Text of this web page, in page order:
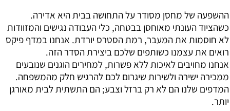
ההשפעה של מחסן מסודר על התחושה בבית היא אדירה.
כשהציוד העונתי מאוחסן בבטחה, כלי העבודה נגישים והמזוודות
לא חוסמות את המעבר, רמת הסטרס יורדת. אנחנו במדף פיקס
רואים את עצמנו כשותפים שלכם ביצירת הסדר הזה.
אנחנו מחויבים לאיכות ללא פשרות, למחירים הוגנים שנובעים
ממכירה ישירה ולשירות שיגרום לכם להרגיש חלק מהמשפחה.
המדפים שלנו הם לא רק ברזל וצבע; הם התשתית לבית מאורגן
יותר.